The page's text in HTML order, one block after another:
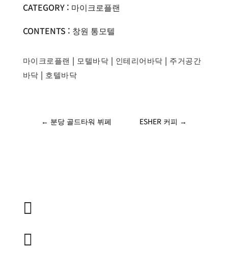
CATEGORY : 마이크로플랜
CONTENTS : 창원 통모텔
마이크로플랜 | 모텔바닥 | 인테리어바닥 | 주거공간
바닥 | 호텔바닥
← 분당 골드타워 뷔페 ESHER 커피 →

